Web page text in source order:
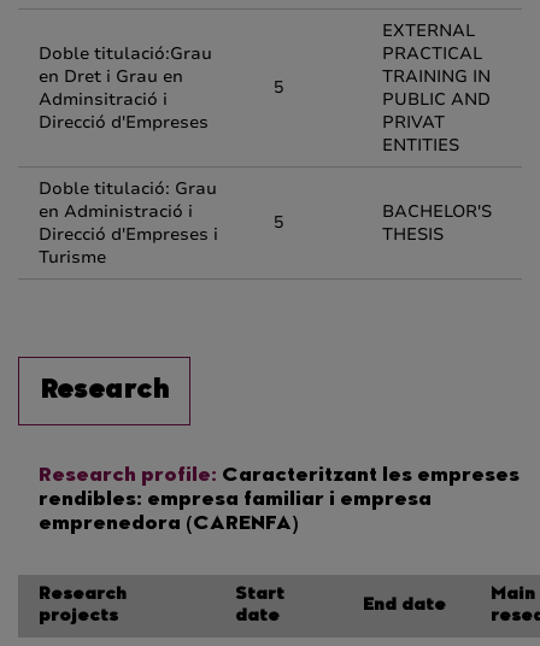
Doble titulació:Grau
en Dret i Grau en
Adminsitració i
Direcció d'Empreses
5
EXTERNAL
PRACTICAL
TRAINING IN
PUBLIC AND
PRIVAT
ENTITIES
Doble titulació: Grau
en Administració i
Direcció d'Empreses i
Turisme
5
BACHELOR'S
THESIS
Research
Research profile: Caracteritzant les empreses
rendibles: empresa familiar i empresa
emprenedora (CARENFA)
Research
projects
Start
date
End date
Main